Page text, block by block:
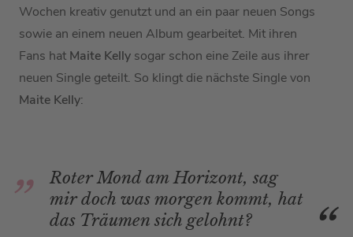
Wochen kreativ genutzt und an ein paar neuen Songs
sowie an einem neuen Album gearbeitet. Mit ihren
Fans hat Maite Kelly sogar schon eine Zeile aus ihrer
neuen Single geteilt. So klingt die nächste Single von
Maite Kelly:
Roter Mond am Horizont, sag
mir doch was morgen kommt, hat
das Träumen sich gelohnt?